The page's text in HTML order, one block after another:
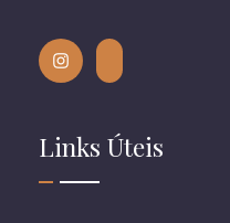
Links Úteis